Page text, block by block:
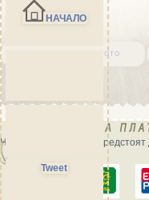
върни се в началото
Начини на плащане (предстоят
НАЧАЛО
Tweet